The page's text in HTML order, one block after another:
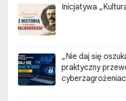
Inicjatywa
„Nie daj się
praktyczny